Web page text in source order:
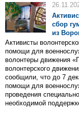
сбор
из
Активисты
помощи для
волонтеры движения
волонтерского
сообщили, что до 7
помощи для
проведения
необходимой